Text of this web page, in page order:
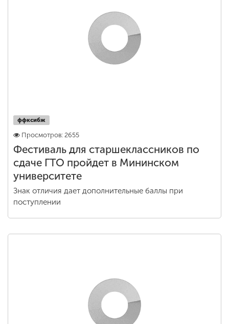
ффксибж
Просмотров: 2655
Фестиваль для старшеклассников по
сдаче ГТО пройдет в Мининском
университете
Знак отличия дает дополнительные баллы при
поступлении